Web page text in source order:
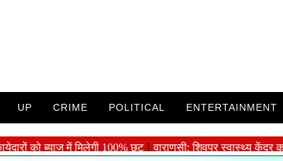
UP CRIME POLITICAL ENTERTAINMENT